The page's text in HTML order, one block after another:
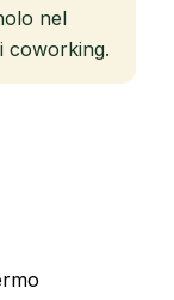
nel
coworking.